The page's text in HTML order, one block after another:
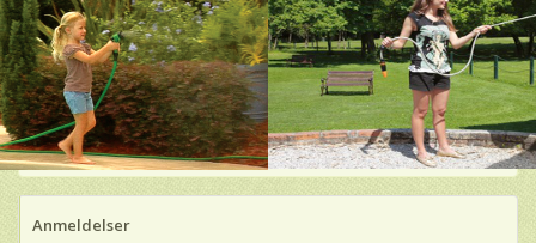
Anmeldelser